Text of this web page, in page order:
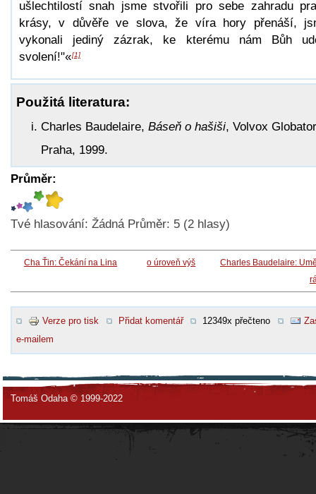
ušlechtilostí snah jsme stvořili pro sebe zahradu
krásy, v důvěře ve slova, že víra hory přenáší,
vykonali jediný zázrak, ke kterému nám Bůh
svolení!"«[1]
Použitá literatura:
Charles Baudelaire, Báseň o hašiši, Volvox
Praha, 1999.
Průměr:
Tvé hlasování: Žádná Průměr: 5 (2 hlasy)
Cha Ťin: Čekání na Lina o úroveň výš
Charles Baudelaire:
Verze pro tisk Přidat komentář 12349x přečteno
e-mailem
Tomáš Odaha © 1999-2022